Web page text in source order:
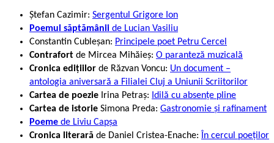
Ştefan Cazimir: Sergentul Grigore Ion
Poemul săptămânii de Lucian Vasiliu
Constantin Cubleșan: Principele poet Petru Cercel
Contrafort de Mircea Mihăieș: O paranteză muzicală
Cronica edițiilor de Răzvan Voncu: Un document –
antologia aniversară a Filialei Cluj a Uniunii Scriitorilor
Cartea de poezie Irina Petraș: Idilă cu absențe pline
Cartea de istorie Simona Preda: Gastronomie și rafinament
Poeme de Liviu Capșa
Cronica literară de Daniel Cristea-Enache:
În cercul poeților